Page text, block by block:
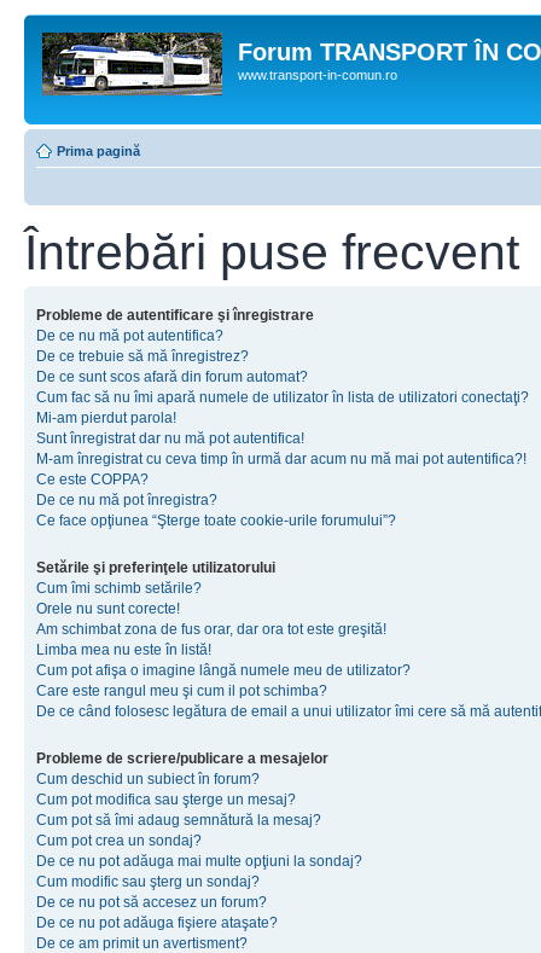
Forum TRANSPORT ÎN
www.transport-in-comun.ro
Prima pagină
Întrebări puse frecvent
Probleme de autentificare şi înregistrare
De ce nu mă pot autentifica?
De ce trebuie să mă înregistrez?
De ce sunt scos afară din forum automat?
Cum fac să nu îmi apară numele de utilizator în lista de utilizatori conectaţi?
Mi-am pierdut parola!
Sunt înregistrat dar nu mă pot autentifica!
M-am înregistrat cu ceva timp în urmă dar acum nu mă mai pot autentifica?!
Ce este COPPA?
De ce nu mă pot înregistra?
Ce face opţiunea “Şterge toate cookie-urile forumului”?
Setările şi preferinţele utilizatorului
Cum îmi schimb setările?
Orele nu sunt corecte!
Am schimbat zona de fus orar, dar ora tot este greşită!
Limba mea nu este în listă!
Cum pot afişa o imagine lângă numele meu de utilizator?
Care este rangul meu şi cum il pot schimba?
De ce când folosesc legătura de email a unui utilizator îmi cere să mă
Probleme de scriere/publicare a mesajelor
Cum deschid un subiect în forum?
Cum pot modifica sau şterge un mesaj?
Cum pot să îmi adaug semnătură la mesaj?
Cum pot crea un sondaj?
De ce nu pot adăuga mai multe opţiuni la sondaj?
Cum modific sau şterg un sondaj?
De ce nu pot să accesez un forum?
De ce nu pot adăuga fişiere ataşate?
De ce am primit un avertisment?